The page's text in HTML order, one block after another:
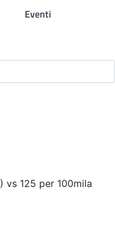
Eventi
) vs 125 per 100mila